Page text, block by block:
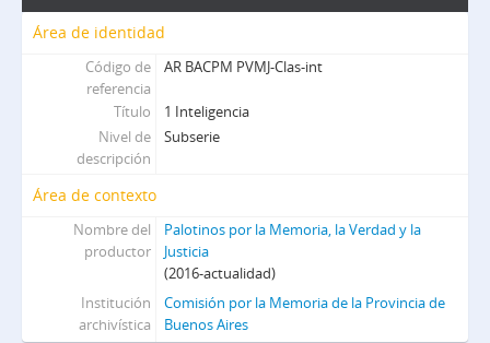
Área de identidad
Código de
referencia
AR BACPM PVMJ-Clas-int
Título
1 Inteligencia
Nivel de
descripción
Subserie
Área de contexto
Nombre del
productor
Palotinos por la Memoria, la Verdad y la
Justicia
(2016-actualidad)
Institución
archivística
Comisión por la Memoria de la Provincia de
Buenos Aires